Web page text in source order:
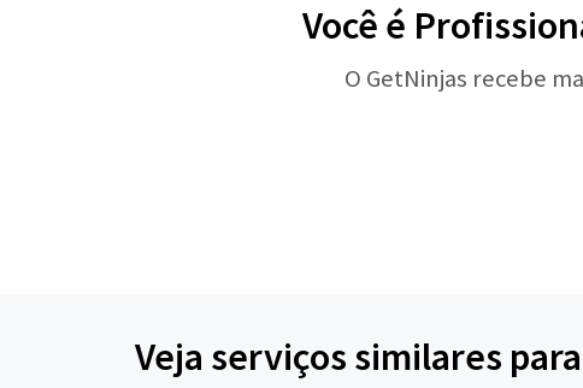
Você é
O GetNinjas recebe
Veja serviços similares